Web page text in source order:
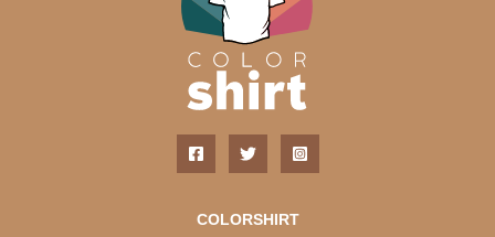
COLORSHIRT